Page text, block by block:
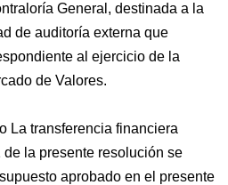
General, destinada a la
de auditoría externa que
al ejercicio de la
de Valores.
La transferencia financiera
la presente resolución se
aprobado en el presente